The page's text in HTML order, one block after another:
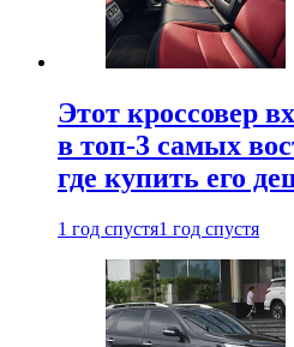
Этот кроссовер
в топ-3 самых
где купить его
1 год спустя1 год спустя